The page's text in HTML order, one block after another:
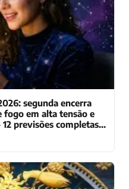
segunda encerra
fogo em alta tensão e
previsões completas